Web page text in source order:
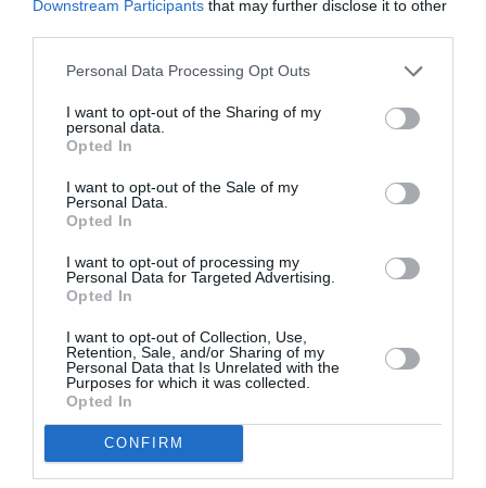
Downstream Participants that may further disclose it to other
Personal Data Processing Opt Outs
I want to opt-out of the Sharing of my
personal data.
Opted In
I want to opt-out of the Sale of my
Personal Data.
Opted In
I want to opt-out of processing my
Personal Data for Targeted Advertising.
Opted In
I want to opt-out of Collection, Use,
Retention, Sale, and/or Sharing of my
Personal Data that Is Unrelated with the
Purposes for which it was collected.
Opted In
CONFIRM
DERNIERS COMMENTAIRES
Kylea commenté l'article :
Ryanair au Maroc : un programme hivernal record pour
relier le Royaume à 14 pays européens